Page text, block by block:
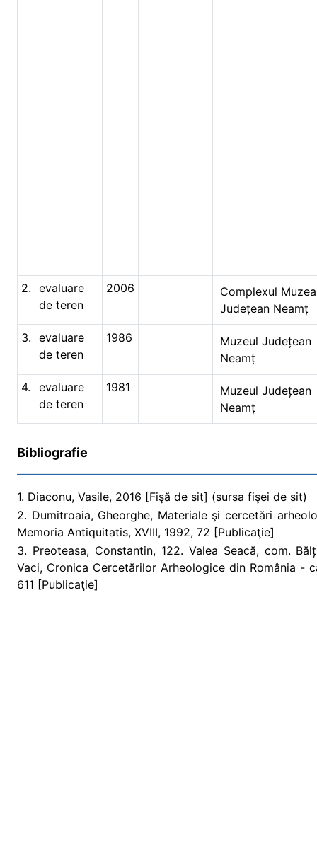
2. evaluare
de teren
2006
Complexul
Județean Neamț
3. evaluare
de teren
1986
Muzeul Județean
Neamț
4.
evaluare
de teren
1981
Muzeul Județean
Neamț
Bibliografie
1. Diaconu, Vasile, 2016 [Fişă de sit] (sursa fişei de sit)
2. Dumitroaia, Gheorghe, Materiale şi cercetări
Memoria Antiquitatis, XVIII, 1992, 72 [Publicaţie]
3. Preoteasa, Constantin, 122. Valea Seacă, com.
Vaci, Cronica Cercetărilor Arheologice din România -
611 [Publicaţie]